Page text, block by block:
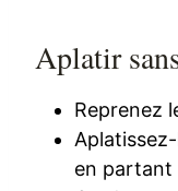
Aplatir
Reprenez
en partant